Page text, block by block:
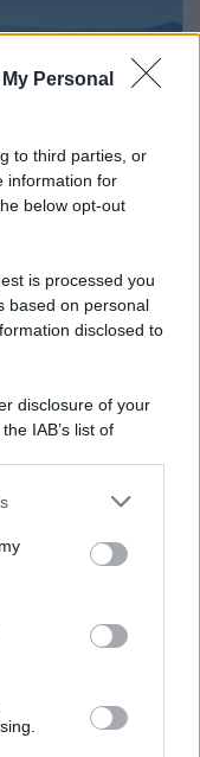
Personal
to third parties, or
information for
below opt-out
is processed you
based on personal
disclosed to
disclosure of your
IAB’s list of
us to third parties
or more Google
including but
You may click to
party tags to
2026: tutte le
possono
sempre più
volto:
1999 sarà
bello del
lascia senza